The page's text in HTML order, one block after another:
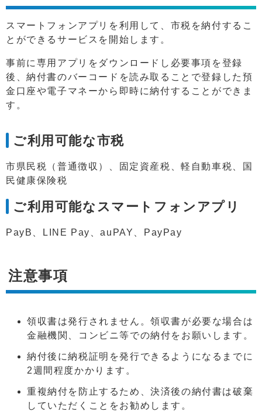
スマートフォンアプリを利用して、市税を納付するこ
とができるサービスを開始します。
事前に専用アプリをダウンロードし必要事項を登録
後、納付書のバーコードを読み取ることで登録した預
金口座や電子マネーから即時に納付することができま
す。
ご利用可能な市税
市県民税（普通徴収）、固定資産税、軽自動車税、国
民健康保険税
ご利用可能なスマートフォンアプリ
PayB、LINE Pay、auPAY、PayPay
注意事項
領収書は発行されません。領収書が必要な場合は
金融機関、コンビニ等での納付をお願いします。
納付後に納税証明を発行できるようになるまでに
2週間程度かかります。
重複納付を防止するため、決済後の納付書は破棄
していただくことをお勧めします。